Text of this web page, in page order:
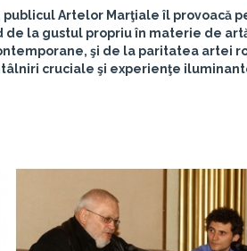
Artelor Marţiale îl provoacă
la gustul propriu în materie de
şi de la paritatea artei
cruciale şi experienţe